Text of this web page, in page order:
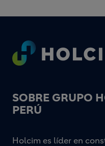
Footer
SOBRE GRUPO
PERÚ
Holcim es líder en